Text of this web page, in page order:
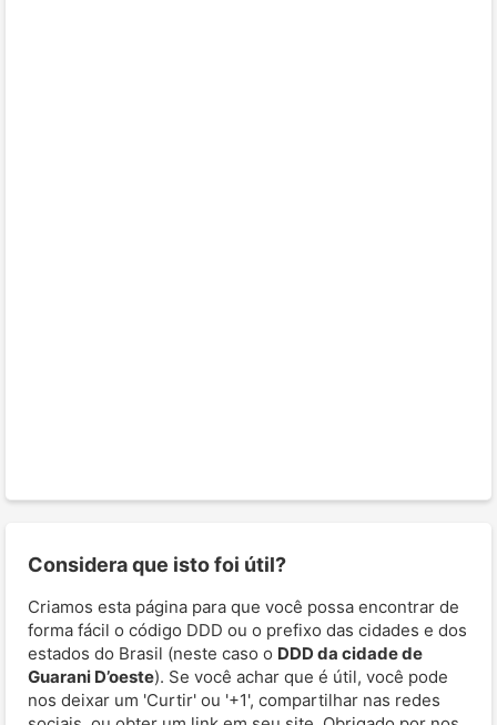
Considera que isto foi útil?
Criamos esta página para que você possa encontrar de
forma fácil o código DDD ou o prefixo das cidades e dos
estados do Brasil (neste caso o DDD da cidade de
Guarani D’oeste). Se você achar que é útil, você pode
nos deixar um 'Curtir' ou '+1', compartilhar nas redes